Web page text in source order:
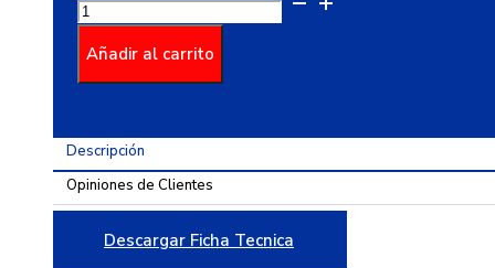
Santa
Maria
Brillante
Cara
Única
30x45
cantidad
Añadir al carrito
Descripción
Opiniones de Clientes
Descargar Ficha Tecnica